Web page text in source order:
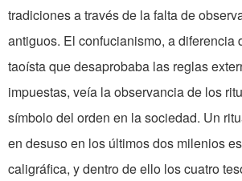
tradiciones a través de la falta de
antiguos. El confucianismo, a diferencia
taoísta que desaprobaba las reglas
impuestas, veía la observancia de los
símbolo del orden en la sociedad. Un
en desuso en los últimos dos milenios
caligráfica, y dentro de ello los cuatro